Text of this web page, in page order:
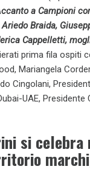
a Campioni
Braida,
Cappelletti,
prima fila ospiti
Mariangela
Cingolani,
UAE,
si